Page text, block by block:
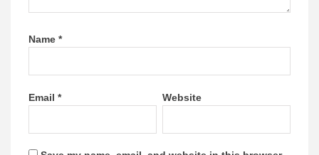
Name *
Email * Website